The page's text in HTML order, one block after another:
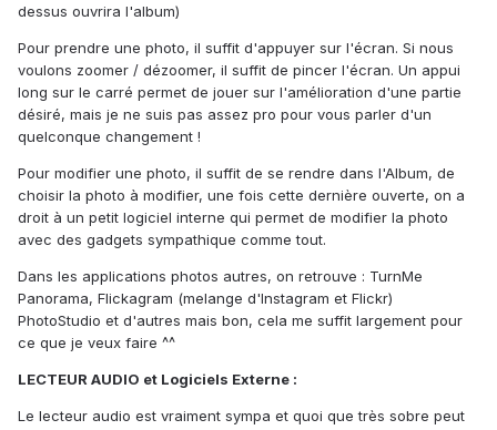
dessus ouvrira l'album)
Pour prendre une photo, il suffit d'appuyer sur l'écran. Si nous
voulons zoomer / dézoomer, il suffit de pincer l'écran. Un appui
long sur le carré permet de jouer sur l'amélioration d'une partie
désiré, mais je ne suis pas assez pro pour vous parler d'un
quelconque changement !
Pour modifier une photo, il suffit de se rendre dans l'Album, de
choisir la photo à modifier, une fois cette dernière ouverte, on a
droit à un petit logiciel interne qui permet de modifier la photo
avec des gadgets sympathique comme tout.
Dans les applications photos autres, on retrouve : TurnMe
Panorama, Flickagram (melange d'Instagram et Flickr)
PhotoStudio et d'autres mais bon, cela me suffit largement pour
ce que je veux faire ^^
LECTEUR AUDIO et Logiciels Externe :
Le lecteur audio est vraiment sympa et quoi que très sobre peut